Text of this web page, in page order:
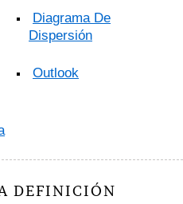
Diagrama De
Dispersión
Outlook
DEFINICIÓN